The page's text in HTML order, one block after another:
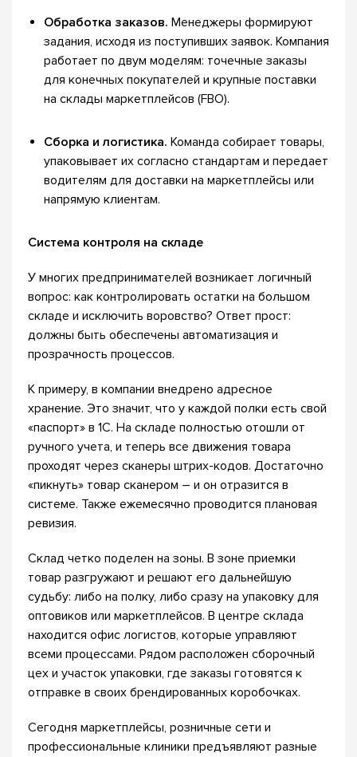
Обработка заказов. Менеджеры формируют
задания, исходя из поступивших заявок. Компания
работает по двум моделям: точечные заказы
для конечных покупателей и крупные поставки
на склады маркетплейсов (FBO).
Сборка и логистика. Команда собирает товары,
упаковывает их согласно стандартам и передает
водителям для доставки на маркетплейсы или
напрямую клиентам.
Система контроля на складе
У многих предпринимателей возникает логичный
вопрос: как контролировать остатки на большом
складе и исключить воровство? Ответ прост:
должны быть обеспечены автоматизация и
прозрачность процессов.
К примеру, в компании внедрено адресное
хранение. Это значит, что у каждой полки есть свой
«паспорт» в 1С. На складе полностью отошли от
ручного учета, и теперь все движения товара
проходят через сканеры штрих-кодов. Достаточно
«пикнуть» товар сканером – и он отразится в
системе. Также ежемесячно проводится плановая
ревизия.
Склад четко поделен на зоны. В зоне приемки
товар разгружают и решают его дальнейшую
судьбу: либо на полку, либо сразу на упаковку для
оптовиков или маркетплейсов. В центре склада
находится офис логистов, которые управляют
всеми процессами. Рядом расположен сборочный
цех и участок упаковки, где заказы готовятся к
отправке в своих брендированных коробочках.
Сегодня маркетплейсы, розничные сети и
профессиональные клиники предъявляют разные